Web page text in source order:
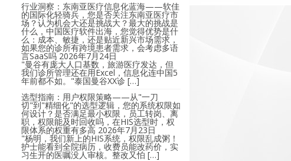
行业洞察：东南亚医疗信息化蓝海——软佳
的国际化轻骑兵，您是否关注东南亚医疗市
场？认为机会大还是挑战大？最大的挑战是
什么，中国医疗软件出海，您觉得优势是什
么：成本、敏捷，还是贴近新兴市场需求，
如果您的诊所有跨境患者需求，会考虑多语
言SaaS吗 2026年7月24日
"曼谷有庞大人口基数，旅游医疗发达，但
我们诊所管理还在用Excel，信息化连中国5
年前都不如。"泰国曼谷XX诊 […]
选型指南：用户权限策略——从"一刀
切"到"精细化"的选型逻辑，您的系统权限如
何设计？是否满足最小权限，员工转岗、离
职，权限能及时回收吗，在HIS选型时，权
限体系的权重有多高 2026年7月23日
"杨明，我们新上的HIS系统，权限乱成粥！
护士能看到全院病历，收费员能改药价，实
习生开的医嘱没人审核。整改又怕 […]